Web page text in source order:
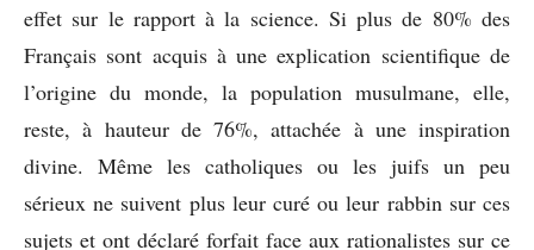
effet sur le rapport à la science. Si plus de 80% des
Français sont acquis à une explication scientifique de
l’origine du monde, la population musulmane, elle,
reste, à hauteur de 76%, attachée à une inspiration
divine. Même les catholiques ou les juifs un peu
sérieux ne suivent plus leur curé ou leur rabbin sur ces
sujets et ont déclaré forfait face aux rationalistes sur ce